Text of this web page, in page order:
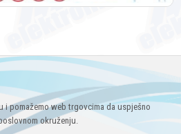
i pomažemo web trgovcima da uspješno
okruženju.